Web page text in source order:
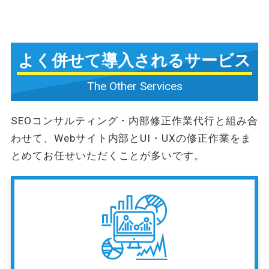
よく併せて導入されるサービス
The Other Services
SEOコンサルティング・内部修正作業代行と組み合
わせて、 Webサイト内部とUI・UXの修正作業をま
とめてお任せいただくことが多いです。